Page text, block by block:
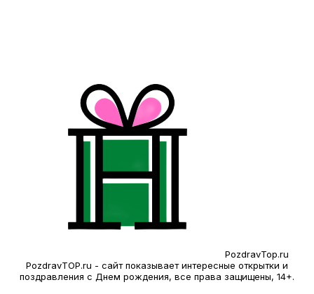
PozdravTop.ru
PozdravTOP.ru - сайт показывает интересные открытки и
поздравления с Днем рождения, все права защищены, 14+.